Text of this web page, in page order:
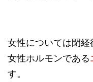
女性については閉経
女性ホルモンである
す。